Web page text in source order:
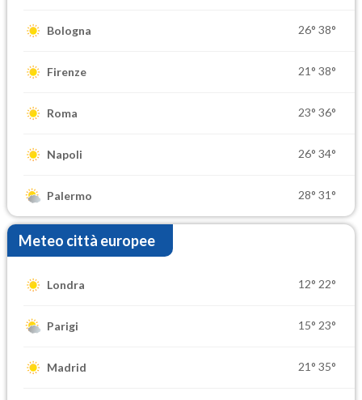
Bologna 26° 38°
Firenze 21° 38°
Roma 23° 36°
Napoli 26° 34°
Palermo 28° 31°
Meteo città europee
Londra 12° 22°
Parigi 15° 23°
Madrid 21° 35°